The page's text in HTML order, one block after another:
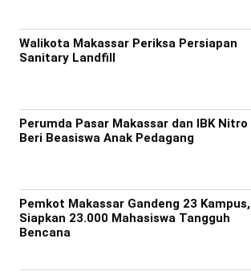
Walikota Makassar Periksa Persiapan
Sanitary Landfill
Perumda Pasar Makassar dan IBK Nitro
Beri Beasiswa Anak Pedagang
Pemkot Makassar Gandeng 23 Kampus,
Siapkan 23.000 Mahasiswa Tangguh
Bencana